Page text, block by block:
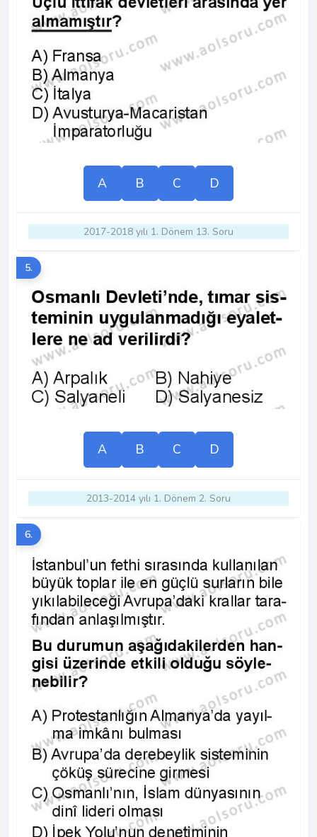
A B C D
2017-2018 yılı 1. Dönem 13. Soru
5.
A B C D
2013-2014 yılı 1. Dönem 2. Soru
6.